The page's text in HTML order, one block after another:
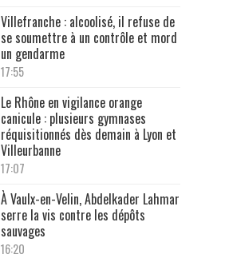
Villefranche : alcoolisé, il refuse de
se soumettre à un contrôle et mord
un gendarme
17:55
Le Rhône en vigilance orange
canicule : plusieurs gymnases
réquisitionnés dès demain à Lyon et
Villeurbanne
17:07
À Vaulx-en-Velin, Abdelkader Lahmar
serre la vis contre les dépôts
sauvages
16:20